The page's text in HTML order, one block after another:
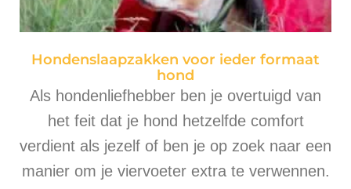
Hondenslaapzakken voor ieder formaat
hond
Als hondenliefhebber ben je overtuigd van
het feit dat je hond hetzelfde comfort
verdient als jezelf of ben je op zoek naar een
manier om je viervoeter extra te verwennen.